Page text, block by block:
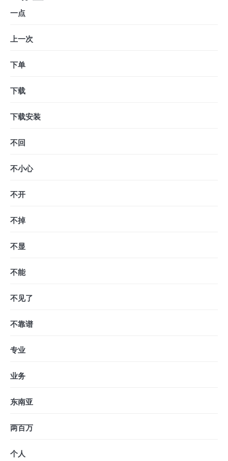
一点
上一次
下单
下载
下载安装
不回
不小心
不开
不掉
不显
不能
不见了
不靠谱
专业
业务
东南亚
两百万
个人